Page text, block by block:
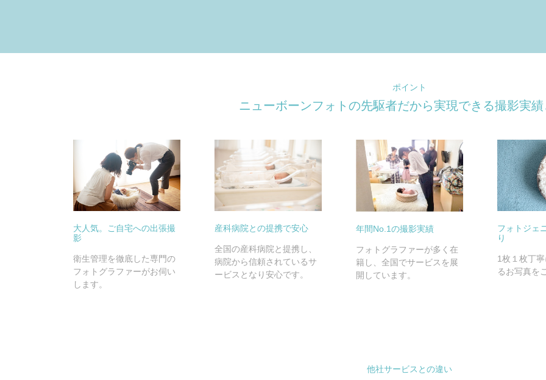
ポイント
ニューボーンフォトの先駆者だから実現できる撮影実
大人気。ご自宅への出張撮
影
衛生管理を徹底した専門の
フォトグラファーがお伺い
します。
産科病院との提携で安心
全国の産科病院と提携し、
病院から信頼されているサ
ービスとなり安心です。
年間No.1の撮影実績
フォトグラファーが多く在
籍し、全国でサービスを展
開しています。
フォトジェ
り
1枚１枚丁
るお写真を
他社サービスとの違い